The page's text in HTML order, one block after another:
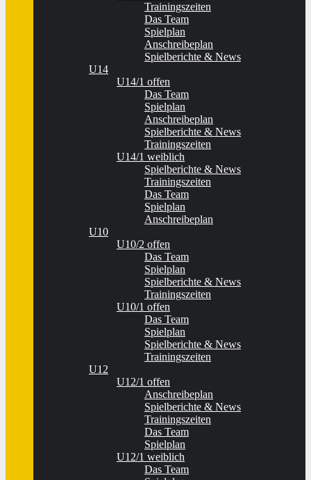
Trainingszeiten
Das Team
Spielplan
Anschreibeplan
Spielberichte & News
U14
U14/1 offen
Das Team
Spielplan
Anschreibeplan
Spielberichte & News
Trainingszeiten
U14/1 weiblich
Spielberichte & News
Trainingszeiten
Das Team
Spielplan
Anschreibeplan
U10
U10/2 offen
Das Team
Spielplan
Spielberichte & News
Trainingszeiten
U10/1 offen
Das Team
Spielplan
Spielberichte & News
Trainingszeiten
U12
U12/1 offen
Anschreibeplan
Spielberichte & News
Trainingszeiten
Das Team
Spielplan
U12/1 weiblich
Das Team